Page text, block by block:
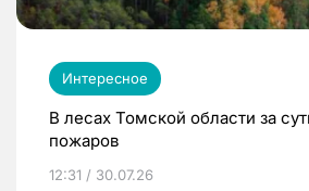
Интересное
В лесах Томской области за
пожаров
12:31 / 30.07.26